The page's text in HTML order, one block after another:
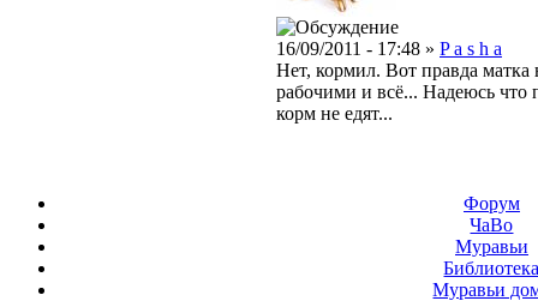
16/09/2011 - 17:48 » P a s h a
Нет, кормил. Вот правда
рабочими и всё... Надеюсь что
корм не едят...
Форум
ЧаВо
Муравьи
Муравьи